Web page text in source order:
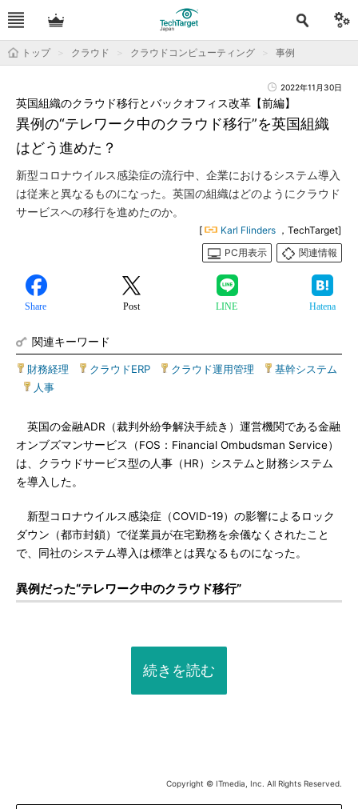
トップ クラウド クラウドコンピューティング 事例
2022年11月30日
異例の“テレワーク中のクラウド移行”を英国組織
はどう進めた？
英国組織のクラウド移行とバックオフィス改革【前編】
新型コロナウイルス感染症の流行中、企業におけるシステム導入
は従来と異なるものになった。英国の組織はどのようにクラウド
サービスへの移行を進めたのか。
[ Karl Flinders ，TechTarget]
PC用表示
関連情報
Share Post LINE Hatena
関連キーワード
財務経理 クラウドERP クラウド運用管理
基幹システム
人事
英国の金融ADR（裁判外紛争解決手続き）運営機関である金融
オンブズマンサービス（FOS：Financial Ombudsman Service）
は、クラウドサービス型の人事（HR）システムと財務システム
を導入した。
新型コロナウイルス感染症（COVID-19）の影響によるロック
ダウン（都市封鎖）で従業員が在宅勤務を余儀なくされたこと
で、同社のシステム導入は標準とは異なるものになった。
異例だった“テレワーク中のクラウド移行”
続きを読む
Copyright © ITmedia, Inc. All Rights Reserved.